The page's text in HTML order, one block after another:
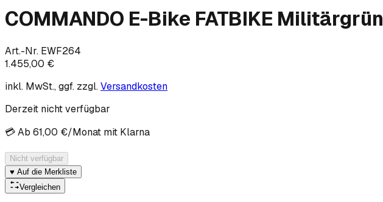
COMMANDO E-Bike FATBIKE Militärgrün
Art.-Nr. EWF264
1.455,00 €
inkl. MwSt., ggf. zzgl.Versandkosten
Derzeit nicht verfügbar
💳 Ab 61,00 €/Monat mit Klarna
Nicht verfügbar
♥ Auf die Merkliste
Vergleichen